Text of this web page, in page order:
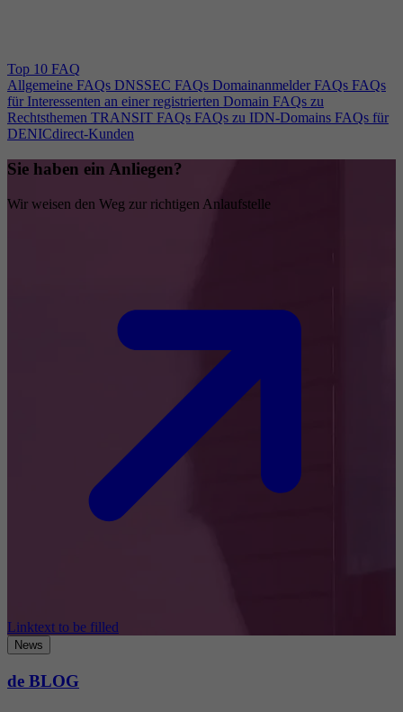
Top 10 FAQ
Allgemeine FAQs DNSSEC FAQs Domainanmelder FAQs FAQs
für Interessenten an einer registrierten Domain FAQs zu
Rechtsthemen TRANSIT FAQs FAQs zu IDN-Domains FAQs für
DENICdirect-Kunden
Sie haben ein Anliegen?
Wir weisen den Weg zur richtigen Anlaufstelle
Linktext to be filled
News
de BLOG